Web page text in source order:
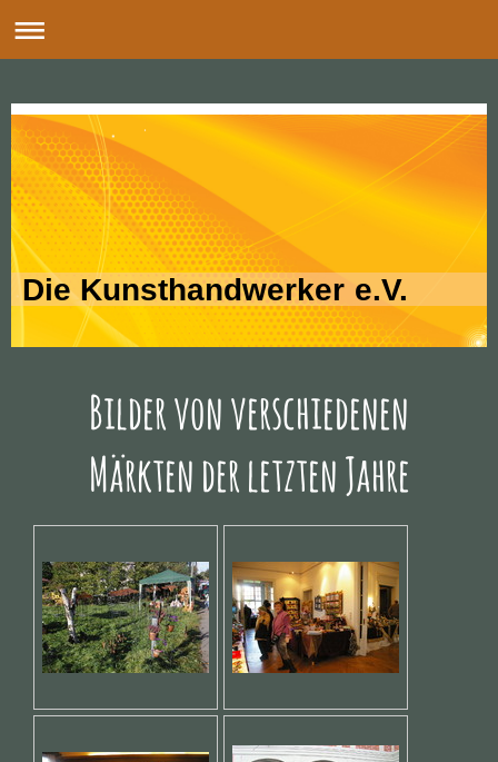
Die Kunsthandwerker e.V.
Bilder von verschiedenen
Märkten der letzten Jahre